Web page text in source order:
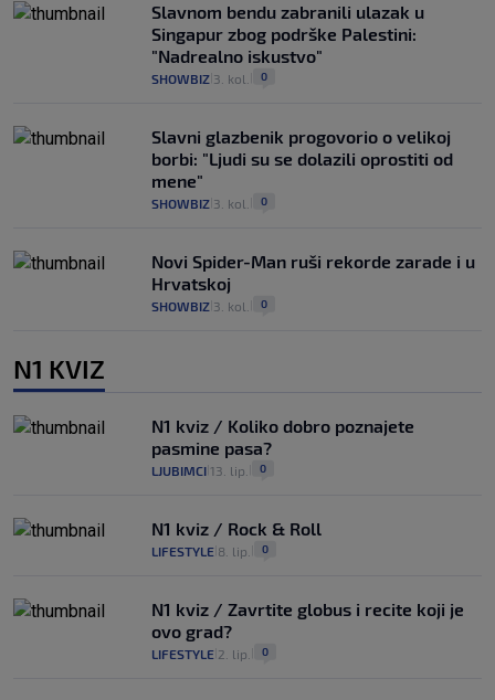
Slavnom bendu zabranili ulazak u
Singapur zbog podrške Palestini:
"Nadrealno iskustvo"
SHOWBIZ 3. kol. 0
Slavni glazbenik progovorio o velikoj
borbi: "Ljudi su se dolazili oprostiti od
mene"
SHOWBIZ 3. kol. 0
Novi Spider-Man ruši rekorde zarade i u
Hrvatskoj
SHOWBIZ 3. kol. 0
N1 KVIZ
N1 kviz / Koliko dobro poznajete
pasmine pasa?
LJUBIMCI 13. lip. 0
N1 kviz / Rock & Roll
LIFESTYLE 8. lip. 0
N1 kviz / Zavrtite globus i recite koji je
ovo grad?
LIFESTYLE 2. lip. 0